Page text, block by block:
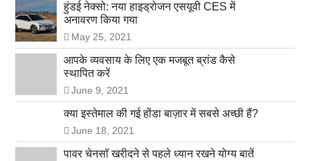
हुंडई नेक्सो: नया हाइड्रोजन एसयूवी CES में
अनावरण किया गया
May 25, 2021
आपके व्यवसाय के लिए एक मजबूत ब्रांड कैसे
स्थापित करें
June 9, 2021
क्या इस्तेमाल की गई होंडा बाज़ार में सबसे अच्छी हैं?
June 18, 2021
पावर चेनसॉ खरीदने से पहले ध्यान रखने योग्य बातें